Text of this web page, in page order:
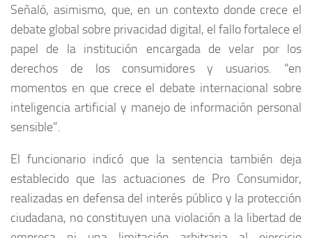
Señaló, asimismo, que, en un contexto donde crece el
debate global sobre privacidad digital, el fallo fortalece el
papel de la institución encargada de velar por los
derechos de los consumidores y usuarios. “en
momentos en que crece el debate internacional sobre
inteligencia artificial y manejo de información personal
sensible”.
El funcionario indicó que la sentencia también deja
establecido que las actuaciones de Pro Consumidor,
realizadas en defensa del interés público y la protección
ciudadana, no constituyen una violación a la libertad de